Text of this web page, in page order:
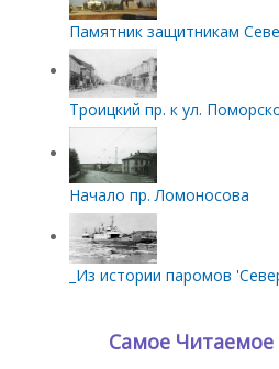
Памятник защитникам
Троицкий пр. к ул.
Начало пр. Ломоносова
_Из истории паромов
Самое